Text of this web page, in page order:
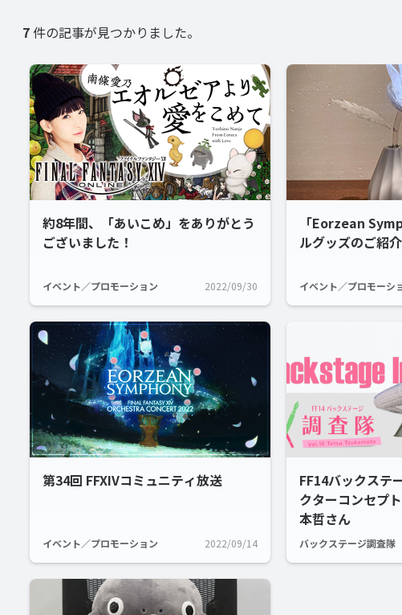
7件の記事が見つかりました。
約8年間、「あいこめ」をありがとう
ございました！
イベント／プロモーション 2022/09/30
「Eorzean
ルグッズのご紹介
イベント／プロモーシ
第34回 FFXIVコミュニティ放送
イベント／プロモーション 2022/09/14
FF14バックステ
クターコンセプ
本哲さん
バックステージ調査隊